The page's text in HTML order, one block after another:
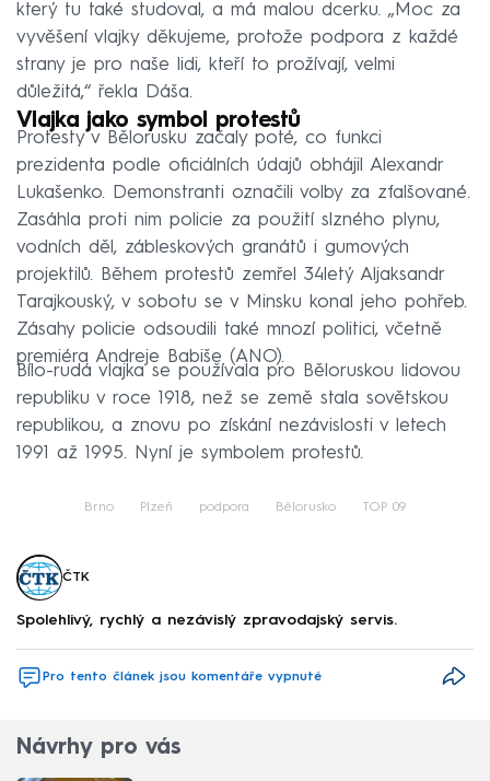
který tu také studoval, a má malou dcerku. „Moc za
vyvěšení vlajky děkujeme, protože podpora z každé
strany je pro naše lidi, kteří to prožívají, velmi
důležitá,“ řekla Dáša.
Vlajka jako symbol protestů
Protesty v Bělorusku začaly poté, co funkci
prezidenta podle oficiálních údajů obhájil Alexandr
Lukašenko. Demonstranti označili volby za zfalšované.
Zasáhla proti nim policie za použití slzného plynu,
vodních děl, zábleskových granátů i gumových
projektilů. Během protestů zemřel 34letý Aljaksandr
Tarajkouský, v sobotu se v Minsku konal jeho pohřeb.
Zásahy policie odsoudili také mnozí politici, včetně
premiéra Andreje Babiše (ANO).
Bílo-rudá vlajka se používala pro Běloruskou lidovou
republiku v roce 1918, než se země stala sovětskou
republikou, a znovu po získání nezávislosti v letech
1991 až 1995. Nyní je symbolem protestů.
Brno Plzeň podpora Bělorusko TOP 09
ČTK
Spolehlivý, rychlý a nezávislý zpravodajský servis.
Pro tento článek jsou komentáře vypnuté
Návrhy pro vás